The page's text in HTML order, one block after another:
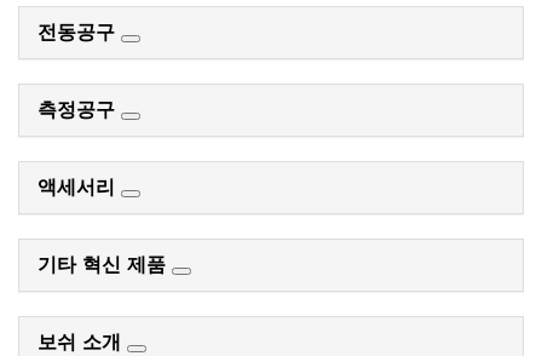
전동공구
측정공구
액세서리
기타 혁신 제품
보쉬 소개